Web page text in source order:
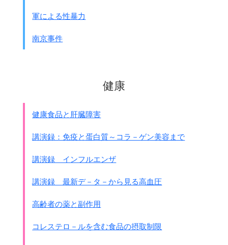
かつ公然と行なわれていた。・・・・
汚職事件は下僚また上司を見習って次々と行なわれ、
果てることがなかった。・・・・
朝鮮人を阿片売買、売春の手先とし、
下っ端職員に与えて公金の大部分を横領した。
大陸浪人と軍閥関係者は結託して各商店から保護費を取り、
各行政機構がそれぞれ職権を利用して汚職を働いた。
射をさせ、
もっと大掛かりな汚職をやった日本人は変名で香港企業を買
●香港淪陥史 より
軍による性暴力
南京事件
健康
健康食品と肝臓障害
講演録：免疫と蛋白質～コラ－ゲン美容まで
講演録 インフルエンザ
講演録 最新デ－タ－から見る高血圧
高齢者の薬と副作用
コレステロ－ルを含む食品の摂取制限